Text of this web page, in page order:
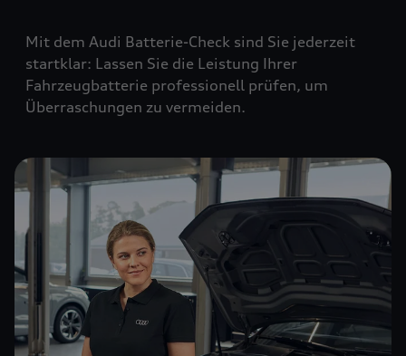
Mit dem Audi Batterie-Check sind Sie jederzeit
startklar: Lassen Sie die Leistung Ihrer
Fahrzeugbatterie professionell prüfen, um
Überraschungen zu vermeiden.